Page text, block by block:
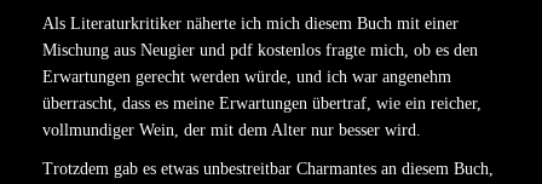
Als Literaturkritiker näherte ich mich diesem Buch mit einer
Mischung aus Neugier und pdf kostenlos fragte mich, ob es den
Erwartungen gerecht werden würde, und ich war angenehm
überrascht, dass es meine Erwartungen übertraf, wie ein reicher,
vollmundiger Wein, der mit dem Alter nur besser wird.
Trotzdem gab es etwas unbestreitbar Charmantes an diesem Buch,